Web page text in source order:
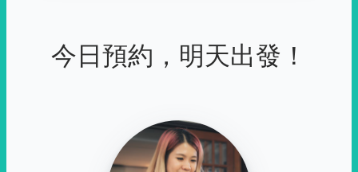
今日預約，明天出發！